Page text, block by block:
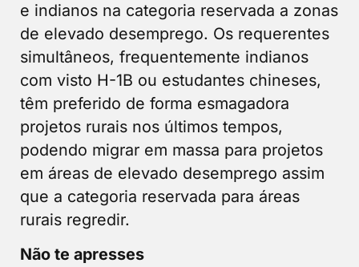
e indianos na categoria reservada a zonas
de elevado desemprego. Os requerentes
simultâneos, frequentemente indianos
com visto H-1B ou estudantes chineses,
têm preferido de forma esmagadora
projetos rurais nos últimos tempos,
podendo migrar em massa para projetos
em áreas de elevado desemprego assim
que a categoria reservada para áreas
rurais regredir.
Não te apresses